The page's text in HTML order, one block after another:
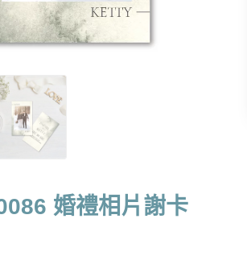
婚禮相片謝卡